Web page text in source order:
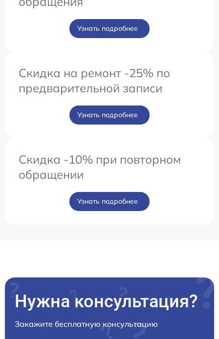
Узнать подробнее
Скидка на ремонт -25% по
предварительной записи
Узнать подробнее
Скидка -10% при повторном
обращении
Узнать подробнее
Нужна консультация?
Закажите бесплатную консультацию